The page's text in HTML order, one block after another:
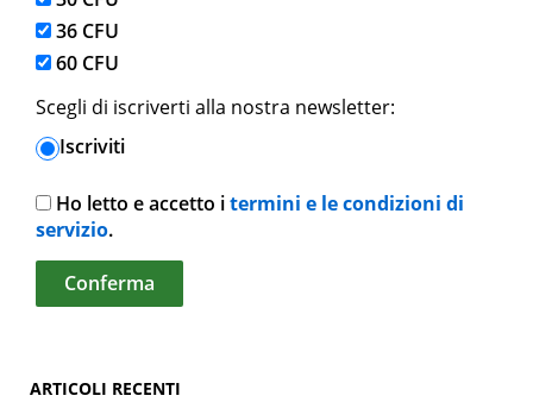
36 CFU
60 CFU
Scegli di iscriverti alla nostra newsletter:
Iscriviti
Ho letto e accetto itermini e le condizioni di
servizio.
ARTICOLI RECENTI